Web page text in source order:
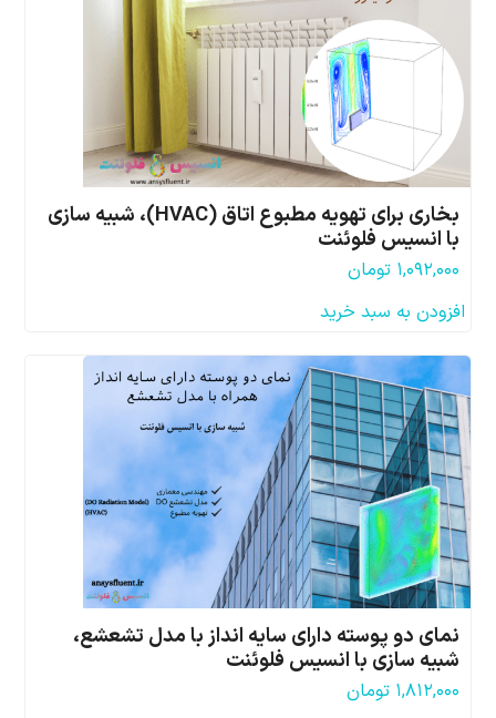
بخاری برای تهویه مطبوع اتاق (HVAC)، شبیه سازی
با انسیس فلوئنت
۱,۰۹۲,۰۰۰ تومان
افزودن به سبد خرید
نمای دو پوسته دارای سایه انداز با مدل تشعشع،
شبیه سازی با انسیس فلوئنت
۱,۸۱۲,۰۰۰ تومان